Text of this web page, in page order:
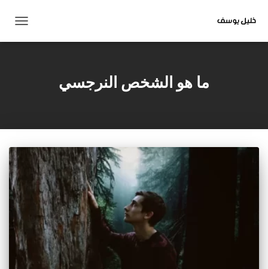
التنقل
ما هو الشخص النرجسي